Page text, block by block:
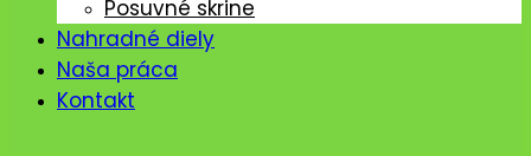
Posuvné skrine
Nahradné diely
Naša práca
Kontakt